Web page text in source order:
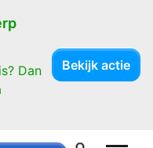
Dan
Bekijk actie